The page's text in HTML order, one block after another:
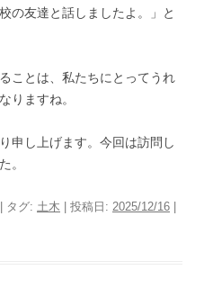
の友達と話しましたよ。」と
ことは、私たちにとってうれ
りますね。
申し上げます。今回は訪問し
。
| タグ: 土木 | 投稿日: 2025/12/16